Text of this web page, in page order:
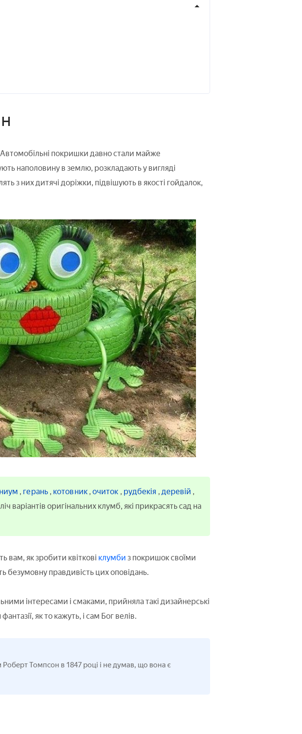
Автомобільні покришки давно стали майже
наполовину в землю, розкладають у вигляді
з них дитячі доріжки, підвішують в якості гойдалок,
, герань , котовник , очиток , рудбекія , деревій ,
варіантів оригінальних клумб, які прикрасять сад на
вам, як зробити квіткові клумби з покришок своїми
правдивість цих оповідань.
інтересами і смаками, прийняла такі дизайнерські
як то кажуть, і сам Бог велів.
Томпсон в 1847 році і не думав, що вона є